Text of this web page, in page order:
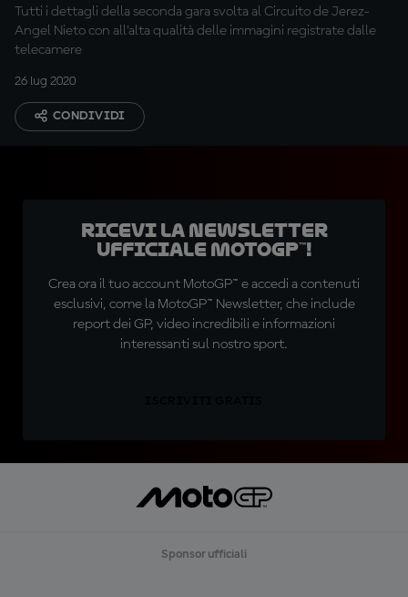
Tutti i dettagli della seconda gara svolta al Circuito de Jerez-
Angel Nieto con all’alta qualità delle immagini registrate dalle
telecamere
26 lug 2020
CONDIVIDI
Ricevi la newsletter
ufficiale MotoGP™!
Crea ora il tuo account MotoGP™ e accedi a contenuti
esclusivi, come la MotoGP™ Newsletter, che include
report dei GP, video incredibili e informazioni
interessanti sul nostro sport.
Sponsor ufficiali